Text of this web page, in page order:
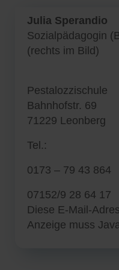
Julia Sperandio
Sozialpädagogin
(rechts im Bild)
Pestalozzischule
Bahnhofstr. 69
71229 Leonberg
Tel.:
0173 – 79 43 864
07152/9 28 64 17
Diese E-Mail-
Anzeige muss